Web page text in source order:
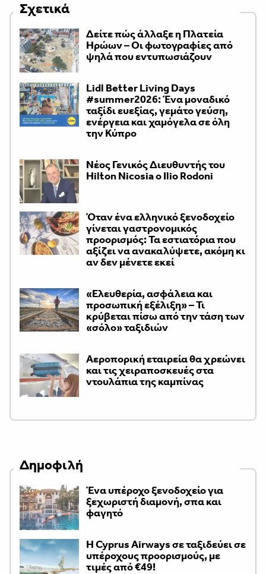
Σχετικά
Δείτε πώς άλλαξε η Πλατεία
Ηρώων – Οι φωτογραφίες από
ψηλά που εντυπωσιάζουν
Lidl Better Living Days
#summer2026: Ένα μοναδικό
ταξίδι ευεξίας, γεμάτο γεύση,
ενέργεια και χαμόγελα σε όλη
την Κύπρο
Νέος Γενικός Διευθυντής του
Hilton Nicosia ο Ilio Rodoni
Όταν ένα ελληνικό ξενοδοχείο
γίνεται γαστρονομικός
προορισμός: Τα εστιατόρια που
αξίζει να ανακαλύψετε, ακόμη κι
αν δεν μένετε εκεί
«Ελευθερία, ασφάλεια και
προσωπική εξέλιξη» – Τι
κρύβεται πίσω από την τάση των
«σόλο» ταξιδιών
Αεροπορική εταιρεία θα χρεώνει
και τις χειραποσκευές στα
ντουλάπια της καμπίνας
Δημοφιλή
Ένα υπέροχο ξενοδοχείο για
ξεχωριστή διαμονή, σπα και
φαγητό
H Cyprus Airways σε ταξιδεύει σε
υπέροχους προορισμούς, με
τιμές από €49!